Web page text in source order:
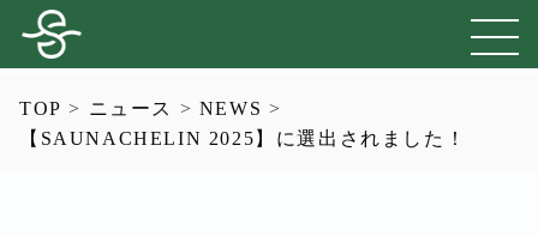
TOP > ニュース > NEWS >
【SAUNACHELIN 2025】に選出されました！